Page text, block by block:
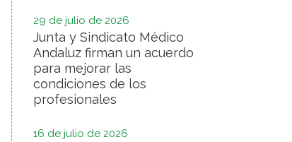
29 de julio de 2026
Junta y Sindicato Médico
Andaluz firman un acuerdo
para mejorar las
condiciones de los
profesionales
16 de julio de 2026